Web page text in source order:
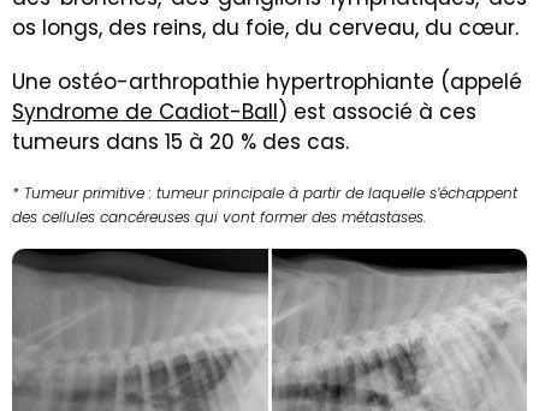
os longs, des reins, du foie, du cerveau, du cœur.
Une ostéo-arthropathie hypertrophiante (appelé
Syndrome de Cadiot-Ball) est associé à ces
tumeurs dans 15 à 20 % des cas.
* Tumeur primitive : tumeur principale à partir de laquelle s’échappent
des cellules cancéreuses qui vont former des métastases.